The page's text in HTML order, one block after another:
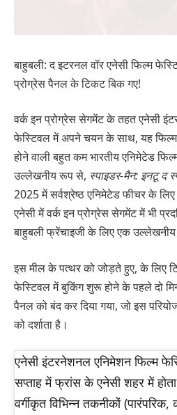
बाहुबली: द इटरनल वॉर एनेसी फिल्म
प्रोग्रेस पैनल के टिकट बिक गए!
वर्क इन प्रोग्रेस सेगमेंट के तहत एनेसी
फेस्टिवल में अपने चयन के साथ, यह फिल्म
होने वाली बहुत कम भारतीय एनिमेटेड
उल्लेखनीय रूप से, स्पाइडर-मैन: इनटू द
2025 में सर्वश्रेष्ठ एनिमेटेड फीचर के
एनेसी में वर्क इन प्रोग्रेस सेगमेंट में भी
बाहुबली फ्रेंचाइजी के लिए एक उल्लेखनीय
इस मील के पत्थर को जोड़ते हुए, के लिए
फेस्टिवल में बुकिंग शुरू होने के पहले दो
पैनल को बंद कर दिया गया, जो इस
को दर्शाता है।
एनेसी इंटरनेशनल एनिमेशन फिल्म
सप्ताह में फ्रांस के एनेसी शहर में
वर्गीकृत विभिन्न तकनीकों